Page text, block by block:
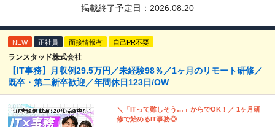
掲載終了予定日： 2026.08.20
NEW 正社員 面接情報有 自己PR不要
ランスタッド株式会社
【IT事務】月収例29.5万円／未経験98％／1ヶ月のリモート研修／
既卒・第二新卒歓迎／年間休日123日/OW
＼「ITって難しそう…」からでOK！／ 1ヶ月研
修で始めるIT事務◎